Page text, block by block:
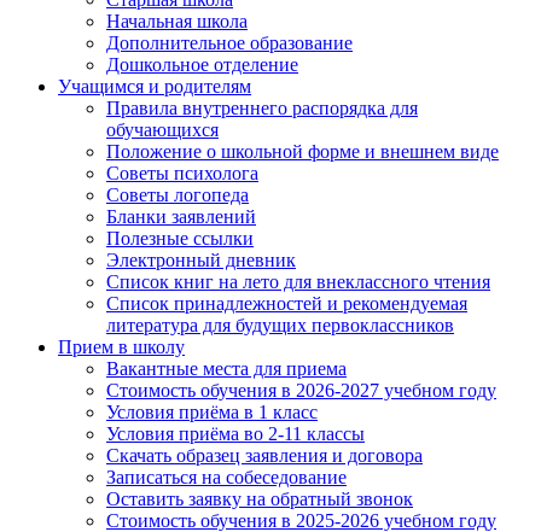
Начальная школа
Дополнительное образование
Дошкольное отделение
Учащимся и родителям
Правила внутреннего распорядка для
обучающихся
Положение о школьной форме и внешнем виде
Советы психолога
Советы логопеда
Бланки заявлений
Полезные ссылки
Электронный дневник
Список книг на лето для внеклассного чтения
Список принадлежностей и рекомендуемая
литература для будущих первоклассников
Прием в школу
Вакантные места для приема
Стоимость обучения в 2026-2027 учебном году
Условия приёма в 1 класс
Условия приёма во 2-11 классы
Скачать образец заявления и договора
Записаться на собеседование
Оставить заявку на обратный звонок
Стоимость обучения в 2025-2026 учебном году